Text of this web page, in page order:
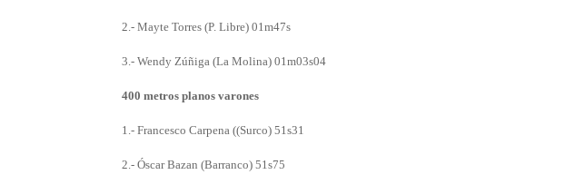
2.- Mayte Torres (P. Libre) 01m47s
3.- Wendy Zúñiga (La Molina) 01m03s04
400 metros planos varones
1.- Francesco Carpena ((Surco) 51s31
2.- Óscar Bazan (Barranco) 51s75